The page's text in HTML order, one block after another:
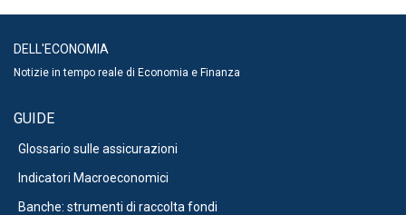
DELL'ECONOMIA
Notizie in tempo reale di Economia e Finanza
GUIDE
Glossario sulle assicurazioni
Indicatori Macroeconomici
Banche: strumenti di raccolta fondi